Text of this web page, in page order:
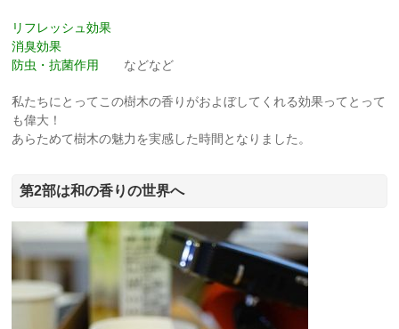
リフレッシュ効果
消臭効果
防虫・抗菌作用
などなど
私たちにとってこの樹木の香りがおよぼしてくれる効果ってとって
も偉大！
あらためて樹木の魅力を実感した時間となりました。
第2部は和の香りの世界へ